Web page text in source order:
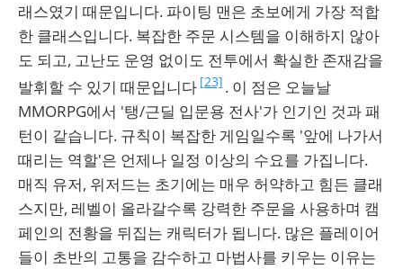
래스였기 때문입니다. 파이팅 맨은 초보에게 가장 적합
한 클래스입니다. 복잡한 주문 시스템을 이해하지 않아
도 되고, 고난도 운영 없이도 전투에서 확실한 존재감을
발휘할 수 있기 때문입니다 [23] . 이 점은 오늘날
MMORPG에서 '탱/근딜 입문용 전사'가 인기인 것과 패
턴이 같습니다. 규칙이 복잡한 게임일수록 '앞에 나가서
때리는 역할'은 언제나 일정 이상의 수요를 가집니다.
매직 유저, 위저드는 초기에는 매우 허약하고 힘든 클래
스지만, 레벨이 올라갈수록 강력한 주문을 사용하며 캠
페인의 전황을 뒤집는 캐릭터가 됩니다. 많은 플레이어
들이 초반의 고통을 감수하고 마법사를 키우는 이유는